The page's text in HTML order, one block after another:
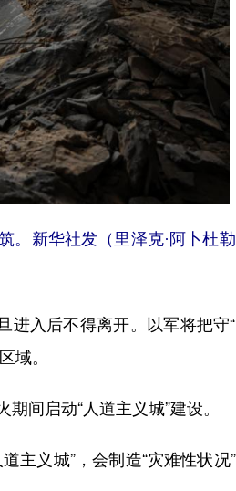
。新华社发（里泽克·阿卜杜
入后不得离开。以军将把守
域。
间启动“人道主义城”建设。
义城”，会制造“灾难性状况